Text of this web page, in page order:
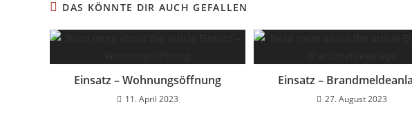
DAS KÖNNTE DIR AUCH GEFALLEN
Einsatz – Wohnungsöffnung
11. April 2023
Einsatz –
27. August 2023